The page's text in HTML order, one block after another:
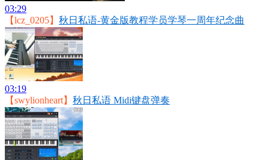
03:29
【lcz_0205】 秋日私语-黄金版教程学员学琴一周年纪念曲
03:19
【swylionheart】 秋日私语 Midi键盘弹奏